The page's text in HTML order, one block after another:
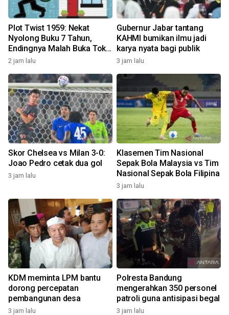
Plot Twist 1959: Nekat
Nyolong Buku 7 Tahun,
Endingnya Malah Buka Toko
Saingan!
2 jam lalu
Gubernur Jabar tantang
KAHMI bumikan ilmu jadi
karya nyata bagi publik
3 jam lalu
Skor Chelsea vs Milan 3-0:
Joao Pedro cetak dua gol
3 jam lalu
Klasemen Tim Nasional
Sepak Bola Malaysia vs Tim
Nasional Sepak Bola Filipina
3 jam lalu
KDM meminta LPM bantu
dorong percepatan
pembangunan desa
3 jam lalu
Polresta Bandung
mengerahkan 350 personel
patroli guna antisipasi begal
3 jam lalu